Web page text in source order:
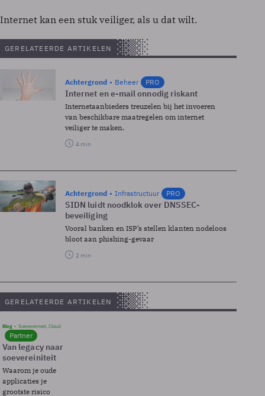
Internet kan een stuk veiliger, als u dat wilt.
GERELATEERDE ARTIKELEN
Achtergrond Beheer PRO
Internet en e-mail onnodig riskant
Internetaanbieders treuzelen bij het invoeren
van beschikbare maatregelen om internet
veiliger te maken.
4 min
Achtergrond Infrastructuur PRO
SIDN luidt noodklok over DNSSEC-
beveiliging
Vooral banken en ISP’s stellen klanten nodeloos
bloot aan phishing-gevaar
2 min
GERELATEERDE ARTIKELEN
Blog Soevereinteit, Cloud
Partner
Van legacy naar
soevereiniteit
Waarom je oude
applicaties je
grootste risico